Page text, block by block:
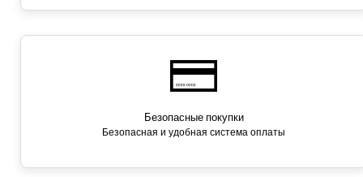
Безопасные покупки
Безопасная и удобная система оплаты